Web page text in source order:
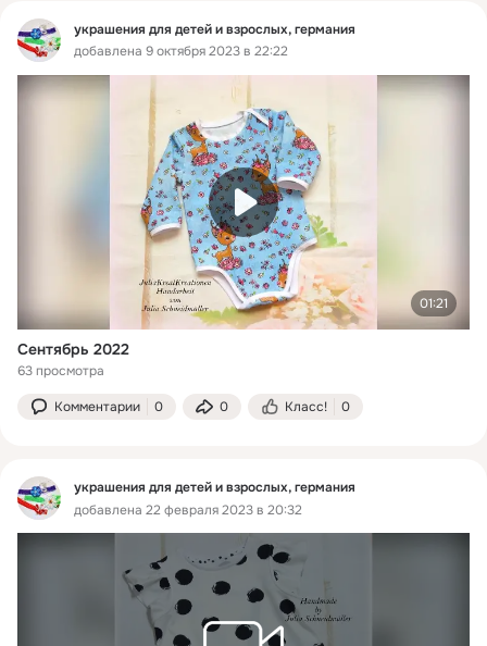
украшения для детей и взрослых, германия
добавлена 9 октября 2023 в 22:22
01:21
Сентябрь 2022
63 просмотра
Комментарии 0 0 Класс! 0
украшения для детей и взрослых, германия
добавлена 22 февраля 2023 в 20:32